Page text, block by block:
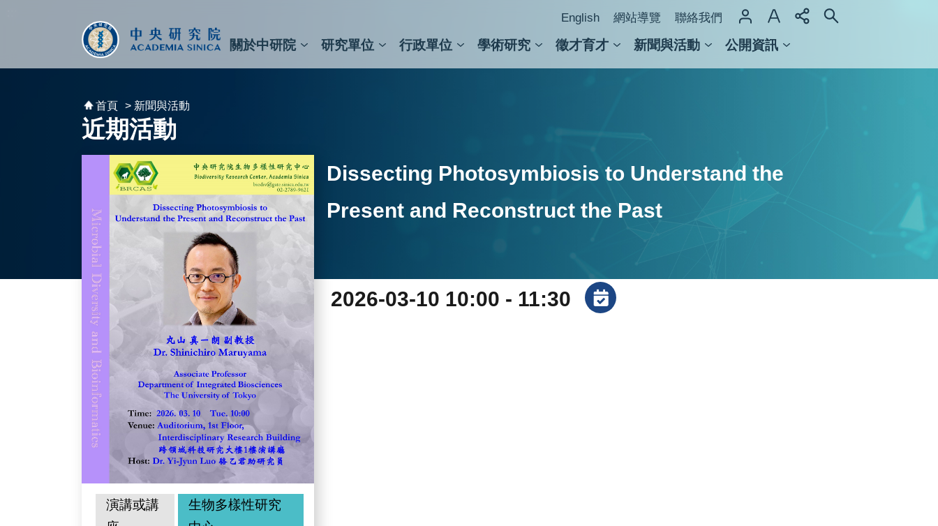
English 網站導覽 聯絡我們
關於中研院 研究單位 行政單位 學術研究 徵才育才 新聞與活動 公開資訊
首頁 > 新聞與活動
近期活動
演講或講
生物多樣性研究
Dissecting Photosymbiosis to Understand the
Present and Reconstruct the Past
2026-03-10 10:00 - 11:30